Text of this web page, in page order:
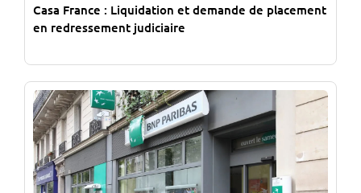
Casa France : Liquidation et demande de placement
en redressement judiciaire